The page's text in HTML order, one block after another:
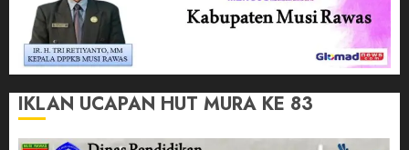
IKLAN UCAPAN HUT MURA KE 83